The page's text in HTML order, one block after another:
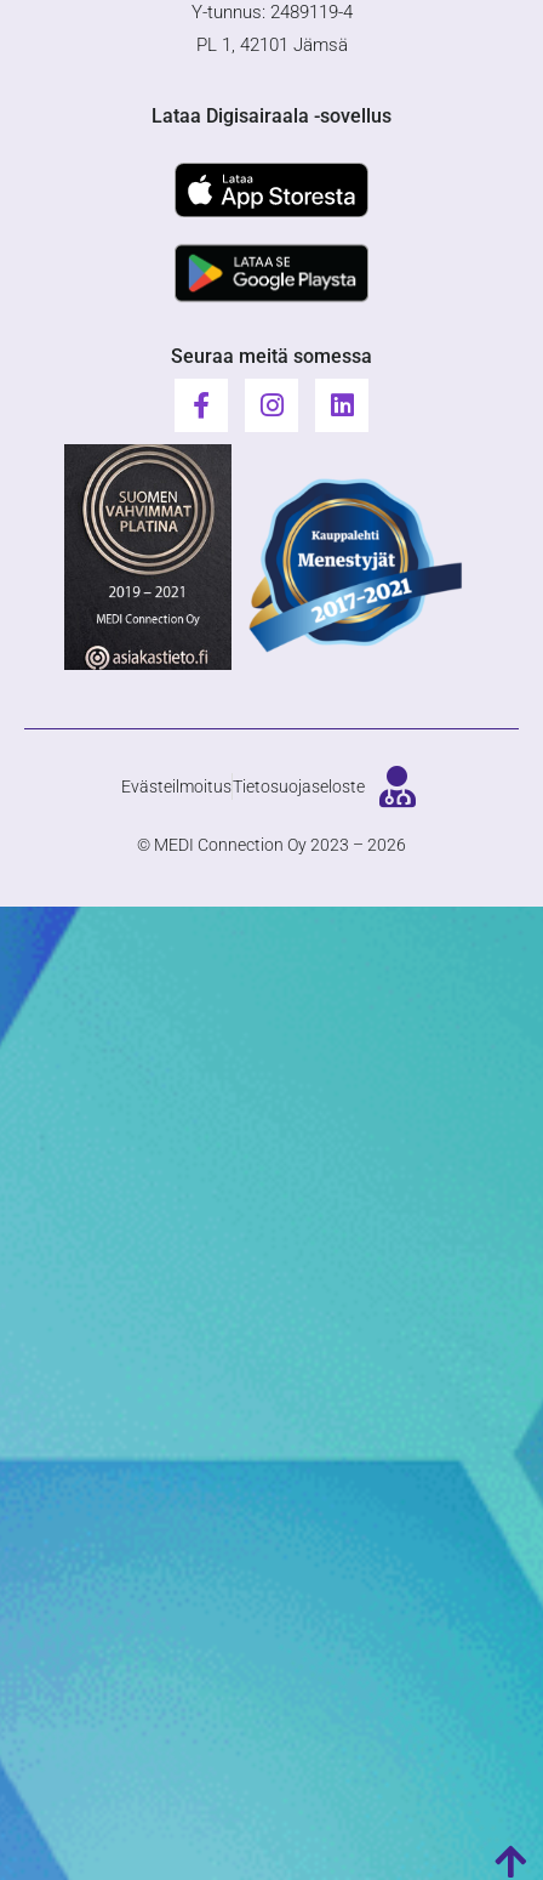
Y-tunnus: 2489119-4
PL 1, 42101 Jämsä
Lataa Digisairaala -sovellus
Seuraa meitä somessa
EvästeilmoitusTietosuojaseloste
© MEDI Connection Oy 2023 – 2026